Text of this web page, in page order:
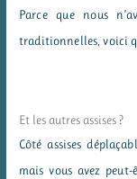
Parce que nous
traditionnelles, voici
Et les autres assises ?
Côté assises
mais vous avez